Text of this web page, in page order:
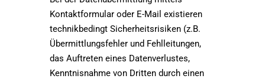
Kontaktformular oder E-Mail existieren
technikbedingt Sicherheitsrisiken (z.B.
Übermittlungsfehler und Fehlleitungen,
das Auftreten eines Datenverlustes,
Kenntnisnahme von Dritten durch einen